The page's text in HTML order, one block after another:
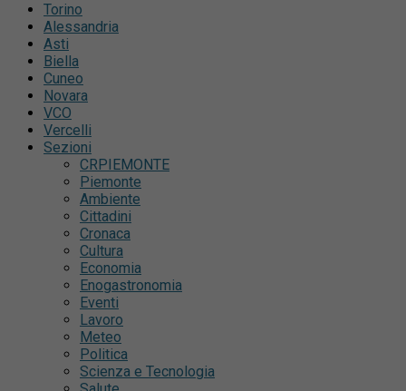
Torino
Alessandria
Asti
Biella
Cuneo
Novara
VCO
Vercelli
Sezioni
CRPIEMONTE
Piemonte
Ambiente
Cittadini
Cronaca
Cultura
Economia
Enogastronomia
Eventi
Lavoro
Meteo
Politica
Scienza e Tecnologia